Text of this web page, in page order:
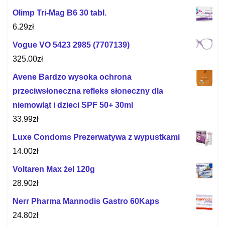
Olimp Tri-Mag B6 30 tabl.
6.29zł
Vogue VO 5423 2985 (7707139)
325.00zł
Avene Bardzo wysoka ochrona
przeciwsłoneczna refleks słoneczny dla
niemowląt i dzieci SPF 50+ 30ml
33.99zł
Luxe Condoms Prezerwatywa z wypustkami
14.00zł
Voltaren Max żel 120g
28.90zł
Nerr Pharma Mannodis Gastro 60Kaps
24.80zł